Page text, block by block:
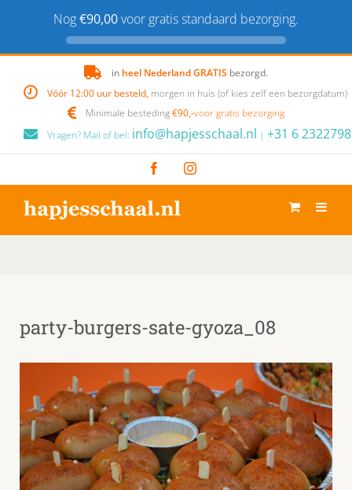
Nog€90,00voor gratis standaard bezorging.
content
in heel Nederland GRATIS bezorgd.
Vóór 12:00 uur besteld, morgen in huis (of kies zelf een bezorgdatum)
Minimale besteding€90,-voor gratis bezorging
Vragen? Mail of bel: info@hapjesschaal.nl | +31 6
FacebookInstagram
party-burgers-sate-gyoza_08